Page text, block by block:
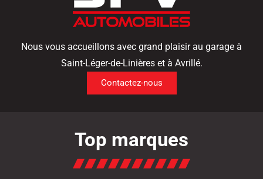
Nous vous accueillons avec grand plaisir au garage à
Saint-Léger-de-Linières et à Avrillé.
Contactez-nous
Top marques